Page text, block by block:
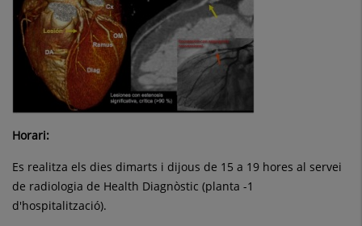
Horari:
Es realitza els dies dimarts i dijous de 15 a 19 hores al servei
de radiologia de Health Diagnòstic (planta -1
d'hospitalització).